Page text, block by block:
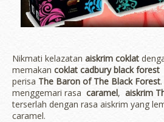
Nikmati kelazatan aiskrim coklat
memakan coklat cadbury black forest
perisa The Baron of The Black Forest
menggemari rasa caramel, aiskrim
terserlah dengan rasa aiskrim yang
caramel.